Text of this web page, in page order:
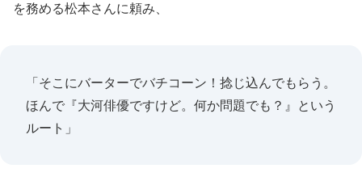
を務める松本さんに頼み、
「そこにバーターでバチコーン！捻じ込んでもらう。
ほんで『大河俳優ですけど。何か問題でも？』という
ルート」